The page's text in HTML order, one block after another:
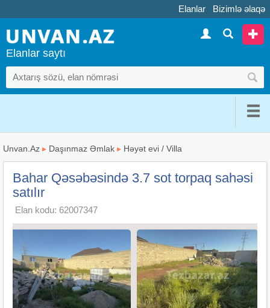
Elanlar Bizimlə əlaqə
Elanlar saytı
Unvan.Az ▸ Daşınmaz Əmlak ▸ Həyət evi / Villa
Bahar Qəsəbəsində 3.7 sot torpaq sahəsi
satılır
Elan kodu: 62007347